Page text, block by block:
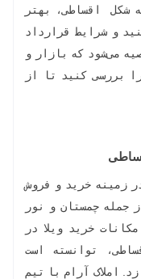
شکل اقساطی، بهتر
و شرایط قرارداد
می‌شود که بازار و
بررسی کنید تا از
زمینه خرید و فروش
جمله چمستان و نور
خرید ویلا در
توانسته است
املاک آرام با تیم